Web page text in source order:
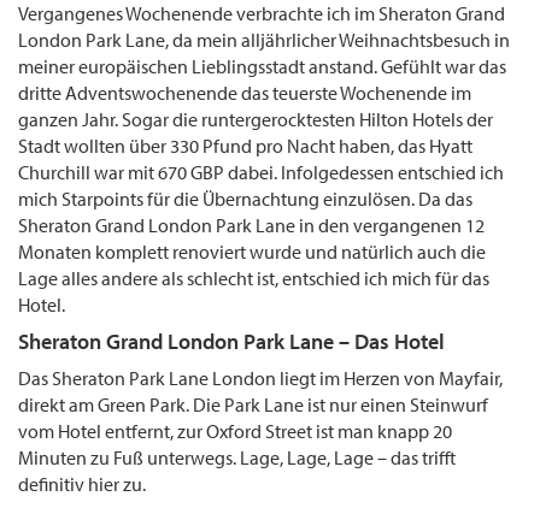
Vergangenes Wochenende verbrachte ich im Sheraton Grand
London Park Lane, da mein alljährlicher Weihnachtsbesuch in
meiner europäischen Lieblingsstadt anstand. Gefühlt war das
dritte Adventswochenende das teuerste Wochenende im
ganzen Jahr. Sogar die runtergerocktesten Hilton Hotels der
Stadt wollten über 330 Pfund pro Nacht haben, das Hyatt
Churchill war mit 670 GBP dabei. Infolgedessen entschied ich
mich Starpoints für die Übernachtung einzulösen. Da das
Sheraton Grand London Park Lane in den vergangenen 12
Monaten komplett renoviert wurde und natürlich auch die
Lage alles andere als schlecht ist, entschied ich mich für das
Hotel.
Sheraton Grand London Park Lane – Das Hotel
Das Sheraton Park Lane London liegt im Herzen von Mayfair,
direkt am Green Park. Die Park Lane ist nur einen Steinwurf
vom Hotel entfernt, zur Oxford Street ist man knapp 20
Minuten zu Fuß unterwegs. Lage, Lage, Lage – das trifft
definitiv hier zu.